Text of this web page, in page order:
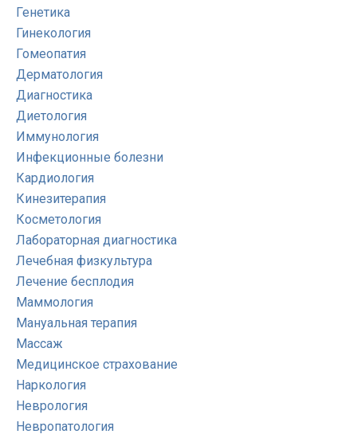
Генетика
Гинекология
Гомеопатия
Дерматология
Диагностика
Диетология
Иммунология
Инфекционные болезни
Кардиология
Кинезитерапия
Косметология
Лабораторная диагностика
Лечебная физкультура
Лечение бесплодия
Маммология
Мануальная терапия
Массаж
Медицинское страхование
Наркология
Неврология
Невропатология